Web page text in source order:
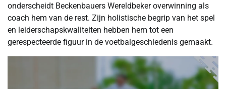
onderscheidt Beckenbauers Wereldbeker overwinning als
coach hem van de rest. Zijn holistische begrip van het spel
en leiderschapskwaliteiten hebben hem tot een
gerespecteerde figuur in de voetbalgeschiedenis gemaakt.